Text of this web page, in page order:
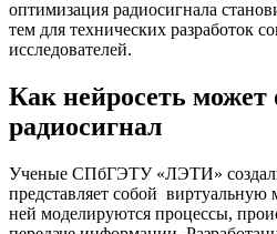
оптимизация радиосигнала
тем для технических разработок
исследователей.
Как нейросеть может
радиосигнал
Ученые СПбГЭТУ «ЛЭТИ» создали
представляет собой виртуальную
ней моделируются процессы,